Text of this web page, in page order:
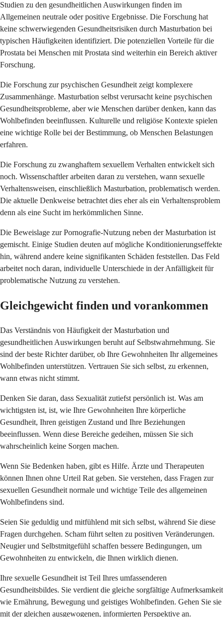
Studien zu den gesundheitlichen Auswirkungen finden im
Allgemeinen neutrale oder positive Ergebnisse. Die Forschung hat
keine schwerwiegenden Gesundheitsrisiken durch Masturbation bei
typischen Häufigkeiten identifiziert. Die potenziellen Vorteile für die
Prostata bei Menschen mit Prostata sind weiterhin ein Bereich aktiver
Forschung.
Die Forschung zur psychischen Gesundheit zeigt komplexere
Zusammenhänge. Masturbation selbst verursacht keine psychischen
Gesundheitsprobleme, aber wie Menschen darüber denken, kann das
Wohlbefinden beeinflussen. Kulturelle und religiöse Kontexte spielen
eine wichtige Rolle bei der Bestimmung, ob Menschen Belastungen
erfahren.
Die Forschung zu zwanghaftem sexuellem Verhalten entwickelt sich
noch. Wissenschaftler arbeiten daran zu verstehen, wann sexuelle
Verhaltensweisen, einschließlich Masturbation, problematisch werden.
Die aktuelle Denkweise betrachtet dies eher als ein Verhaltensproblem
denn als eine Sucht im herkömmlichen Sinne.
Die Beweislage zur Pornografie-Nutzung neben der Masturbation ist
gemischt. Einige Studien deuten auf mögliche Konditionierungseffekte
hin, während andere keine signifikanten Schäden feststellen. Das Feld
arbeitet noch daran, individuelle Unterschiede in der Anfälligkeit für
problematische Nutzung zu verstehen.
Gleichgewicht finden und vorankommen
Das Verständnis von Häufigkeit der Masturbation und
gesundheitlichen Auswirkungen beruht auf Selbstwahrnehmung. Sie
sind der beste Richter darüber, ob Ihre Gewohnheiten Ihr allgemeines
Wohlbefinden unterstützen. Vertrauen Sie sich selbst, zu erkennen,
wann etwas nicht stimmt.
Denken Sie daran, dass Sexualität zutiefst persönlich ist. Was am
wichtigsten ist, ist, wie Ihre Gewohnheiten Ihre körperliche
Gesundheit, Ihren geistigen Zustand und Ihre Beziehungen
beeinflussen. Wenn diese Bereiche gedeihen, müssen Sie sich
wahrscheinlich keine Sorgen machen.
Wenn Sie Bedenken haben, gibt es Hilfe. Ärzte und Therapeuten
können Ihnen ohne Urteil Rat geben. Sie verstehen, dass Fragen zur
sexuellen Gesundheit normale und wichtige Teile des allgemeinen
Wohlbefindens sind.
Seien Sie geduldig und mitfühlend mit sich selbst, während Sie diese
Fragen durchgehen. Scham führt selten zu positiven Veränderungen.
Neugier und Selbstmitgefühl schaffen bessere Bedingungen, um
Gewohnheiten zu entwickeln, die Ihnen wirklich dienen.
Ihre sexuelle Gesundheit ist Teil Ihres umfassenderen
Gesundheitsbildes. Sie verdient die gleiche sorgfältige Aufmerksamkeit
wie Ernährung, Bewegung und geistiges Wohlbefinden. Gehen Sie sie
mit der gleichen ausgewogenen, informierten Perspektive an.